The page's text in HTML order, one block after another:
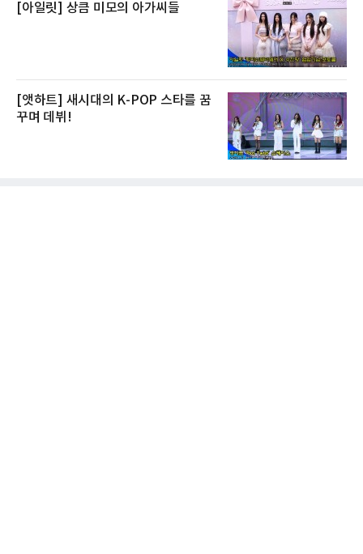
[아일릿] 상큼 미모의 아가씨들
[앳하트] 새시대의 K-POP 스타를 꿈
꾸며 데뷔!